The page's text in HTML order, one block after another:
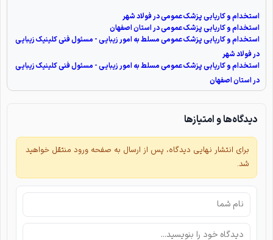
استخدام و کاریابی پزشک عمومی در فولاد شهر
استخدام و کاریابی پزشک عمومی در استان اصفهان
استخدام و کاریابی پزشک عمومی مسلط به امور زیبایی - مسئول فنی کلینیک زیبایی
در فولاد شهر
استخدام و کاریابی پزشک عمومی مسلط به امور زیبایی - مسئول فنی کلینیک زیبایی
در استان اصفهان
دیدگاه‌ها و امتیازها
برای انتشار نهایی دیدگاه، پس از ارسال به صفحه ورود منتقل خواهید
شد.